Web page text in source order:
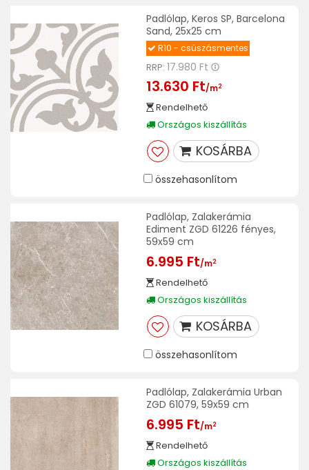
Padlólap, Keros SP, Barcelona
Sand, 25x25 cm
R10 - csúszásmentes
RRP: 17.980 Ft
13.630 Ft/m2
Rendelhető
Országos kiszállítás
KOSÁRBA
összehasonlítom
Padlólap, Zalakerámia
Ediment ZGD 61226 fényes,
59x59 cm
6.995 Ft/m2
Rendelhető
Országos kiszállítás
KOSÁRBA
összehasonlítom
Padlólap, Zalakerámia Urban
ZGD 61079, 59x59 cm
6.995 Ft/m2
Rendelhető
Országos kiszállítás